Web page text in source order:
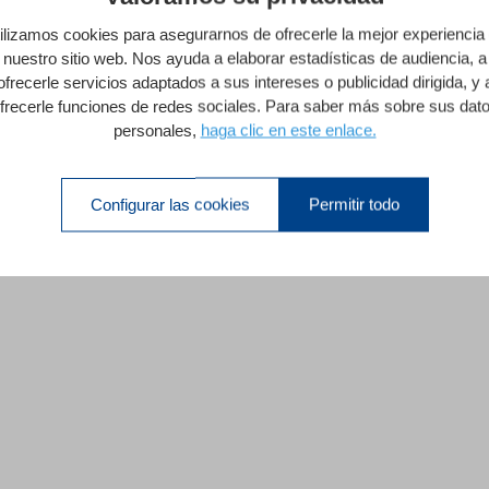
cookies para asegurarnos de ofrecerle la mejor experiencia
nuestro sitio web. Nos ayuda a elaborar estadísticas de audiencia, a
servicios adaptados a sus intereses o publicidad dirigida, y
funciones de redes sociales. Para saber más sobre sus
personales, haga clic en este enlace.
Configurar las cookies Permitir todo